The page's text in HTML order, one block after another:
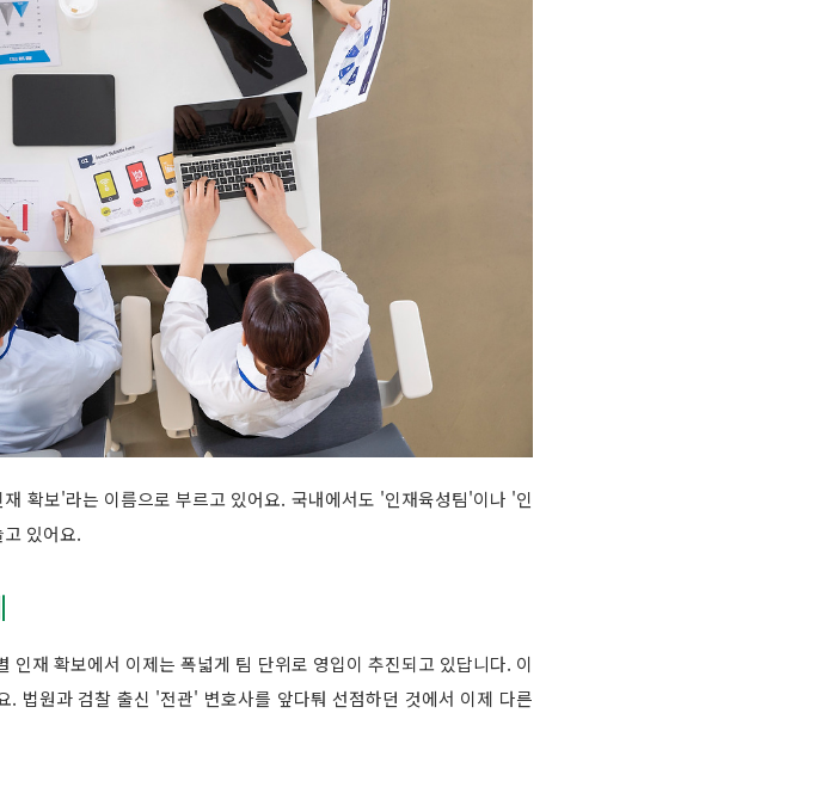
확보'라는 이름으로 부르고 있어요. 국내에서도 '인재육성팀'이나 '인
있어요.
재 확보에서 이제는 폭넓게 팀 단위로 영입이 추진되고 있답니다. 이
법원과 검찰 출신 '전관' 변호사를 앞다퉈 선점하던 것에서 이제 다른